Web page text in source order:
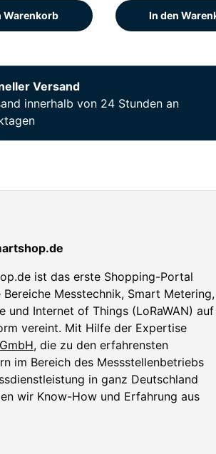
Warenkorb In den
Versand
innerhalb von 24 Stunden an
ist das erste Shopping-Portal
Messtechnik, Smart Metering,
und Internet of Things (LoRaWAN) auf
vereint. Mit Hilfe der Expertise
, die zu den erfahrensten
im Bereich des Messstellenbetriebs
in ganz Deutschland
wir Know-How und Erfahrung aus